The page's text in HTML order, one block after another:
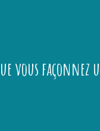
vous